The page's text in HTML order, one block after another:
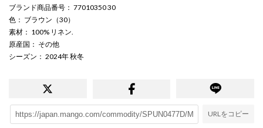
ブランド商品番号 ： 77010350 30
色 ： ブラウン（30）
素材 ： 100% リネン.
原産国 ： その他
シーズン ： 2024年 秋冬
URLをコピー